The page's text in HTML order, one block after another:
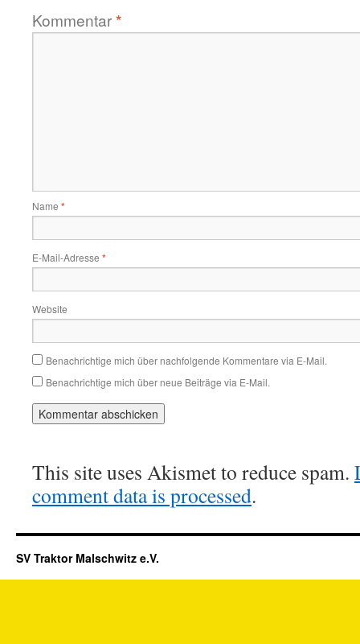
Kommentar*
Name *
E-Mail-Adresse *
Website
Benachrichtige mich über nachfolgende Kommentare via E-Mail.
Benachrichtige mich über neue Beiträge via E-Mail.
This site uses Akismet to reduce spam.
comment data is processed.
SV Traktor Malschwitz e.V.